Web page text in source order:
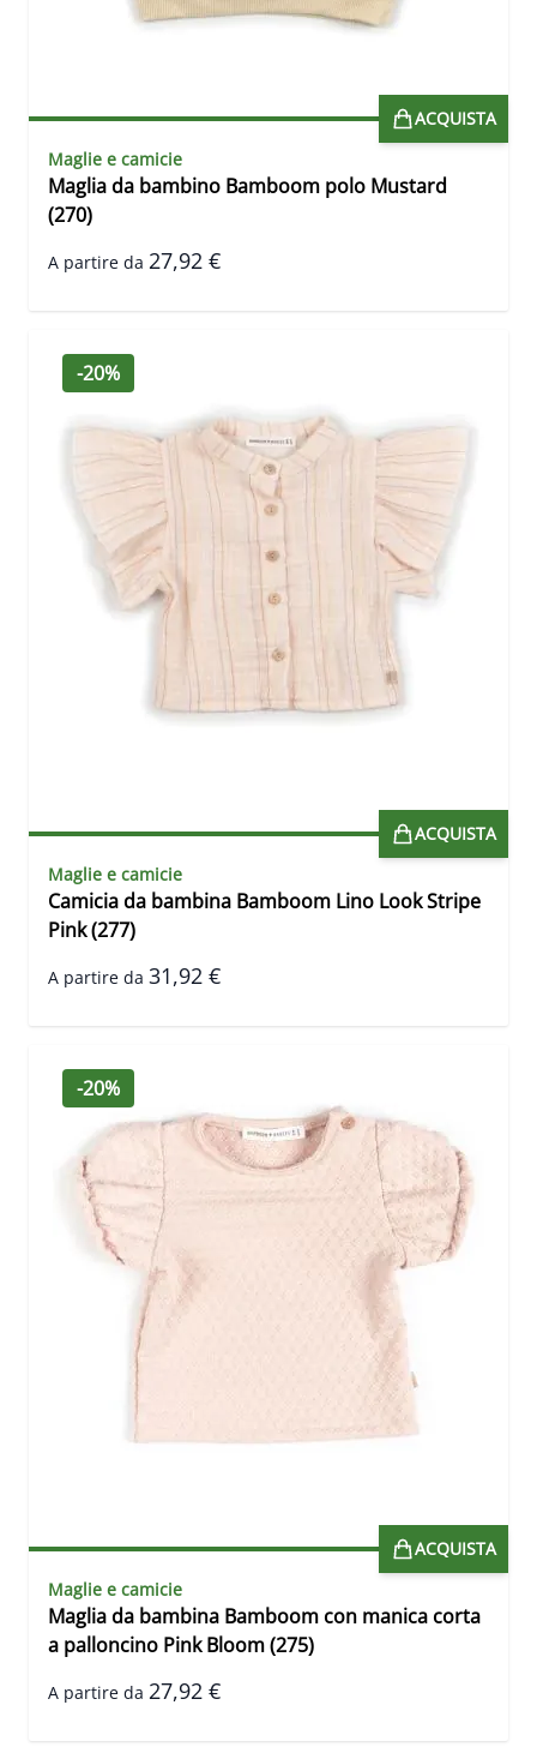
ACQUISTA
Maglie e camicie
Maglia da bambino Bamboom polo Mustard
(270)
A partire da 27,92 €
-20%
ACQUISTA
Maglie e camicie
Camicia da bambina Bamboom Lino Look Stripe
Pink (277)
A partire da 31,92 €
-20%
ACQUISTA
Maglie e camicie
Maglia da bambina Bamboom con manica corta
a palloncino Pink Bloom (275)
A partire da 27,92 €